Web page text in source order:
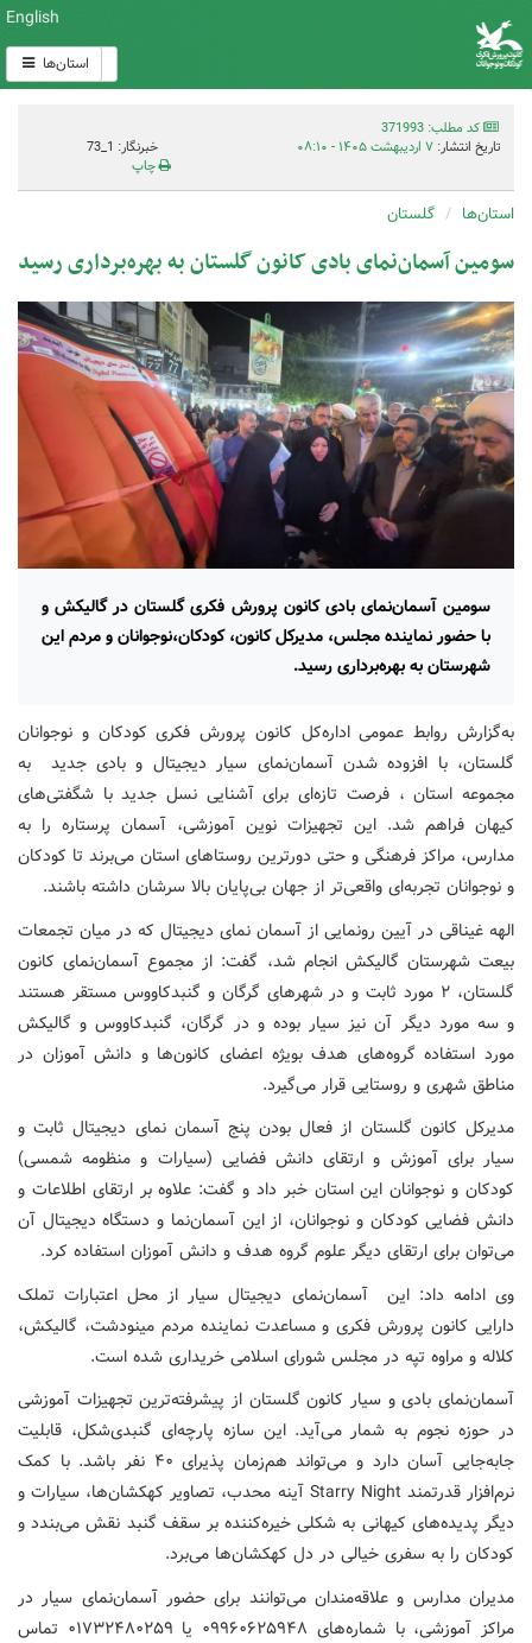
English
استان‌ها
کد مطلب: 371993
تاریخ انتشار: ۷ اردیبهشت ۱۴۰۵ - ۰۸:۱۰
خبرنگار: 1_73
چاپ
استان‌ها گلستان
سومین آسمان‌نمای بادی کانون گلستان به بهره‌برداری رسید
سومین آسمان‌نمای بادی کانون پرورش فکری گلستان در گالیکش و
با حضور نماینده مجلس، مدیرکل کانون، کودکان،نوجوانان و مردم این
شهرستان به بهره‌برداری رسید.
به‌گزارش روابط عمومی اداره‌کل کانون پرورش فکری کودکان و نوجوانان
گلستان، با افزوده شدن آسمان‌نمای سیار دیجیتال و بادی جدید به
مجموعه استان ، فرصت تازه‌ای برای آشنایی نسل جدید با شگفتی‌های
کیهان فراهم شد. این تجهیزات نوین آموزشی، آسمان پرستاره را به
مدارس، مراکز فرهنگی و حتی دورترین روستاهای استان می‌برند تا کودکان
و نوجوانان تجربه‌ای واقعی‌تر از جهان بی‌پایان بالا سرشان داشته باشند.
الهه غیناقی در آیین رونمایی از آسمان نمای دیجیتال که در میان تجمعات
بیعت شهرستان گالیکش انجام شد، گفت: از مجموع آسمان‌نمای کانون
گلستان، ۲ مورد ثابت و در شهرهای گرگان و گنبدکاووس مستقر هستند
و سه مورد دیگر آن نیز سیار بوده و در گرگان، گنبدکاووس و گالیکش
مورد استفاده گروه‌های هدف بویژه اعضای کانون‌ها و دانش آموزان در
مناطق شهری و روستایی قرار می‌گیرد.
مدیرکل کانون گلستان از فعال بودن پنج آسمان نمای دیجیتال ثابت و
سیار برای آموزش و ارتقای دانش فضایی (سیارات و منظومه شمسی)
کودکان و نوجوانان این استان خبر داد و گفت: علاوه بر ارتقای اطلاعات و
دانش فضایی کودکان و نوجوانان، از این آسمان‌نما و دستگاه دیجیتال آن
می‌توان برای ارتقای دیگر علوم گروه هدف و دانش آموزان استفاده کرد.
وی ادامه داد: این آسمان‌نمای دیجیتال سیار از محل اعتبارات تملک
دارایی کانون پرورش فکری و مساعدت نماینده مردم مینودشت، گالیکش،
کلاله و مراوه تپه در مجلس شورای اسلامی خریداری شده است.
آسمان‌نمای بادی و سیار کانون گلستان از پیشرفته‌ترین تجهیزات آموزشی
در حوزه نجوم به شمار می‌آید. این سازه پارچه‌ای گنبدی‌شکل، قابلیت
جابه‌جایی آسان دارد و می‌تواند هم‌زمان پذیرای ۴۰ نفر باشد. با کمک
نرم‌افزار قدرتمند Starry Night آینه محدب، تصاویر کهکشان‌ها، سیارات و
دیگر پدیده‌های کیهانی به شکلی خیره‌کننده بر سقف گنبد نقش می‌بندد و
کودکان را به سفری خیالی در دل کهکشان‌ها می‌برد.
مدیران مدارس و علاقه‌مندان می‌توانند برای حضور آسمان‌نمای سیار در
مراکز آموزشی، با شماره‌های ۰۹۹۶۰۶۲۵۹۴۸ یا ۰۱۷۳۲۴۸۰۲۵۹ تماس